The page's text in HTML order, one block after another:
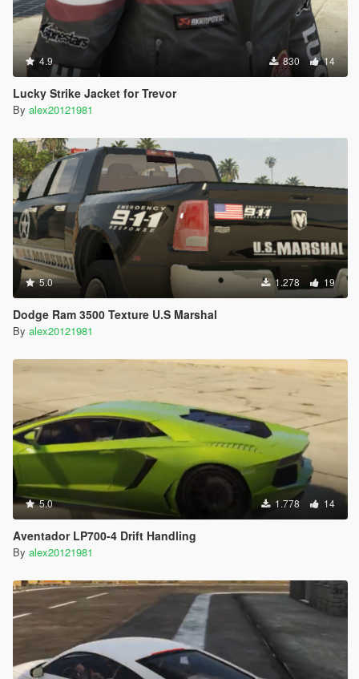
4.9 830 14
Lucky Strike Jacket for Trevor
By alex20121981
5.0 1.278 19
Dodge Ram 3500 Texture U.S Marshal
By alex20121981
5.0 1.778 14
Aventador LP700-4 Drift Handling
By alex20121981